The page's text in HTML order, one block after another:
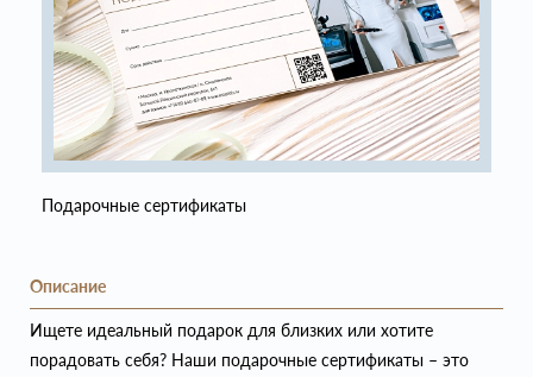
Подарочные сертификаты
Описание
Ищете идеальный подарок для близких или хотите
порадовать себя? Наши подарочные сертификаты – это